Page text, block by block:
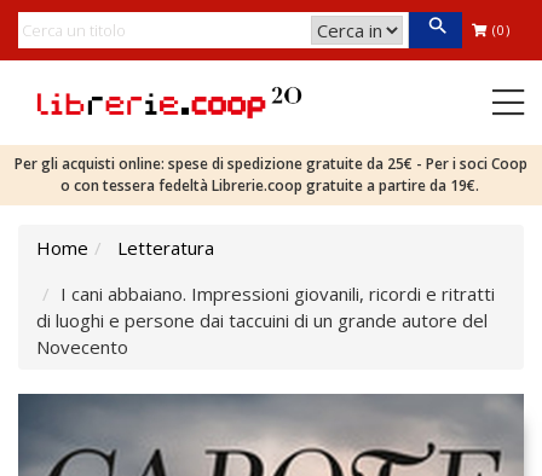
(0)
Per gli acquisti online: spese di spedizione gratuite da 25€ - Per i soci Coop
o con tessera fedeltà Librerie.coop gratuite a partire da 19€.
Home
Letteratura
I cani abbaiano. Impressioni giovanili, ricordi e ritratti
di luoghi e persone dai taccuini di un grande autore del
Novecento